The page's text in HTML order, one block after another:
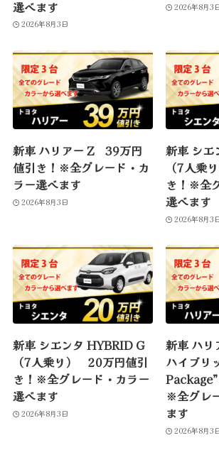
選べます
2026年8月3日
2026年8月3
新車 ハリアー Z 39万円
値引き！※全グレード・カ
ラー選べます
2026年8月3日
新車 シ
（7人乗
き！※全
選べます
2026年8月3
新車 シエンタ HYBRID G
（7人乗り） 20万円値引
き！※全グレード・カラー
選べます
2026年8月3日
新車 ハリ
ハイブリ
※全グレ
ます
2026年8月3